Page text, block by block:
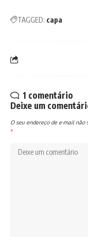
TAGGED: capa
1 comentário
Deixe um
O seu endereço de e-mail não
*